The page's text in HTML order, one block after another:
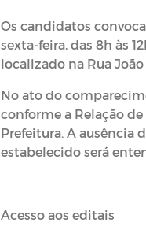
Os candidatos
sexta-feira, das 8h às
localizado na Rua João
No ato do
conforme a Relação
Prefeitura. A ausência
estabelecido será
Acesso aos editais